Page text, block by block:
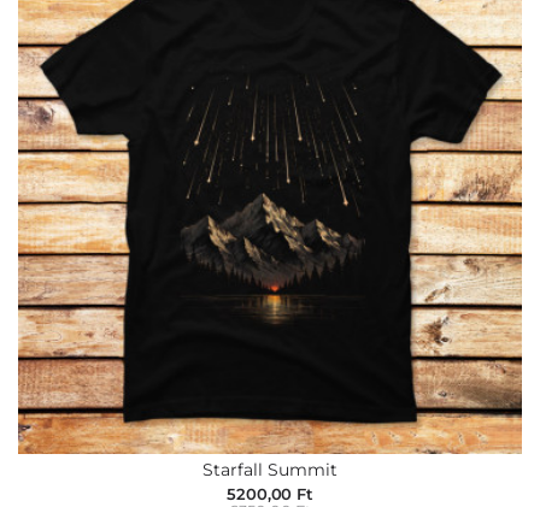
Starfall Summit
5200,00 Ft